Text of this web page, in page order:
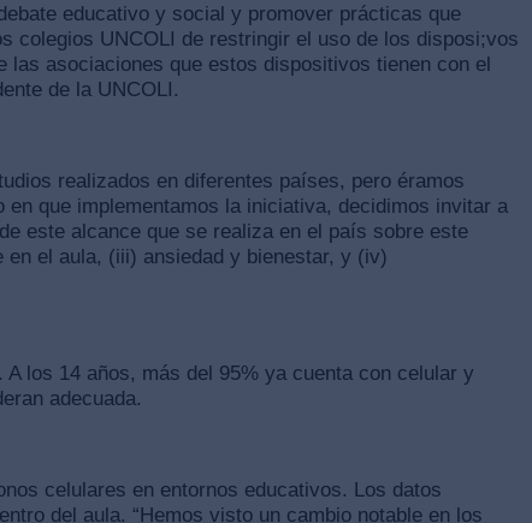
educativo y social y promover prácticas que
colegios UNCOLI de restringir el uso de los disposi;vos
las asociaciones que estos dispositivos tienen con el
de la UNCOLI.
realizados en diferentes países, pero éramos
que implementamos la iniciativa, decidimos invitar a
este alcance que se realiza en el país sobre este
el aula, (iii) ansiedad y bienestar, y (iv)
los 14 años, más del 95% ya cuenta con celular y
adecuada.
celulares en entornos educativos. Los datos
del aula. “Hemos visto un cambio notable en los